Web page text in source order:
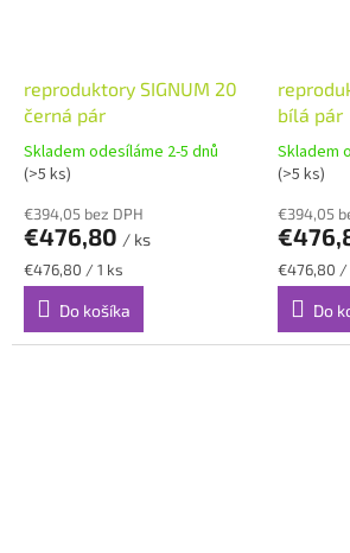
reproduktory SIGNUM 20
černá pár
Skladem odesíláme 2-5 dnů
(>5 ks)
€394,05 bez DPH
€476,80 / ks
Jednotková
cena:
€476,80 / 1 ks
Do košíka
bílá pár
Skladem
(>5 ks)
€394,05
cena:
€476,80 /
Do